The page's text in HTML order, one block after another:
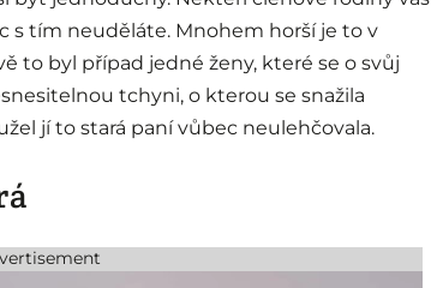
s tím neuděláte. Mnohem horší je to v
to byl případ jedné ženy, které se o svůj
tchyni, o kterou se snažila
jí to stará paní vůbec neulehčovala.